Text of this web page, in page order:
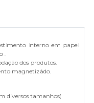
interno em papel
.
dos produtos.
magnetizádo.
diversos tamanhos)